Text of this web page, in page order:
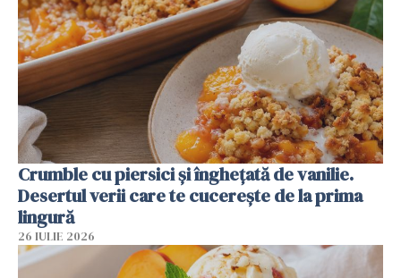
Crumble cu piersici și înghețată de vanilie.
Desertul verii care te cucerește de la prima
lingură
26 IULIE 2026